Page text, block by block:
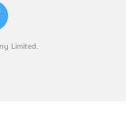
Limited.